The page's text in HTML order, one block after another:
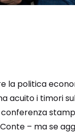
la politica
acuito i timori
– ma se